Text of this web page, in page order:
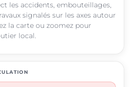
les accidents, embouteillages,
signalés sur les axes autour
la carte ou zoomez pour
local.